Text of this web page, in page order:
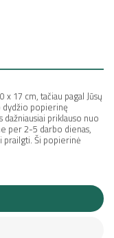
17 cm, tačiau pagal Jūsų
dydžio popierinę
priklauso nuo
per 2-5 darbo dienas,
prailgti. Ši popierinė